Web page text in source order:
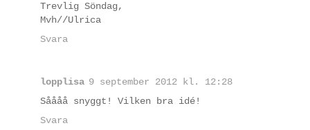
Trevlig Söndag,
Mvh//Ulrica
Svara
lopplisa 9 september 2012 kl. 12:28
Såååå snyggt! Vilken bra idé!
Svara